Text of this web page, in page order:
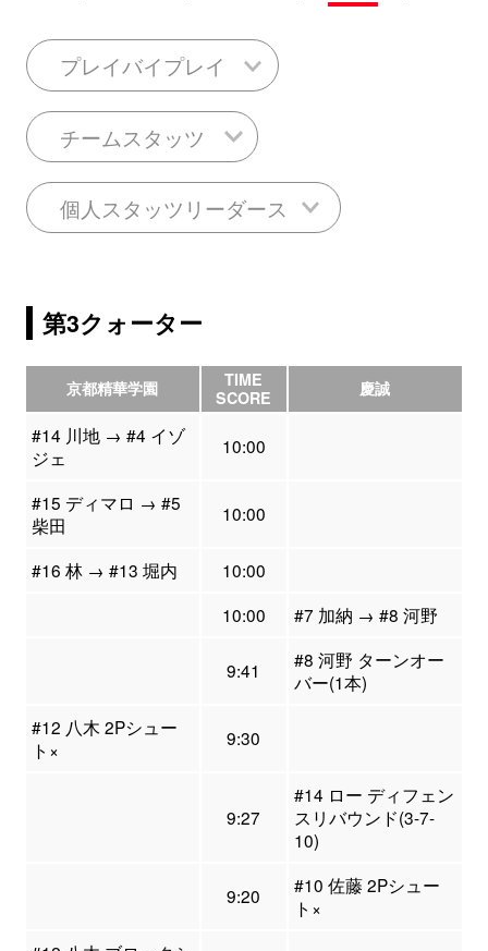
プレイバイプレイ
チームスタッツ
個人スタッツリーダース
第3クォーター
京都精華学園
TIME
SCORE
慶誠
#14 川地 → #4 イゾ
ジェ
10:00
#15 ディマロ → #5
柴田
10:00
#16 林 → #13 堀内
10:00
10:00
#7 加納 → #8 河野
9:41
#8 河野 ターンオー
バー(1本)
#12 八木 2Pシュー
ト×
9:30
9:27
#14 ロー ディフェン
スリバウンド(3-7-
10)
9:20
#10 佐藤 2Pシュー
ト×